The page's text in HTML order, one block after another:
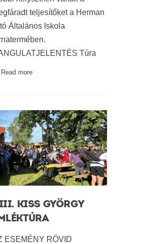
teljesítőket a Herman
Általános Iskola
Túra
Read more
KISS GYÖRGY
ESEMÉNY RÖVID